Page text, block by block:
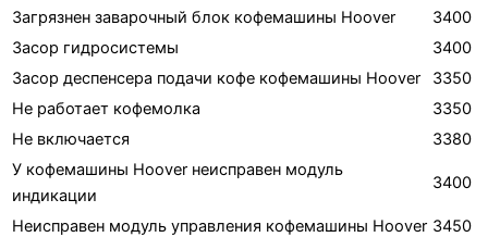
Загрязнен заварочный блок кофемашины Hoover
3400
Засор гидросистемы
3400
Засор деспенсера подачи кофе кофемашины Hoover
3350
Не работает кофемолка
3350
Не включается
3380
У кофемашины Hoover неисправен модуль
индикации
3400
Неисправен модуль управления кофемашины Hoover 3450